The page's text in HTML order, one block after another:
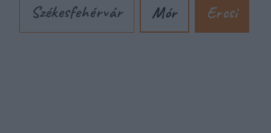
Székesfehérvár Mór Ercsi